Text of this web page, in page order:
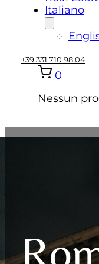
Italiano
+39 331 710 98 04
0
Nessun